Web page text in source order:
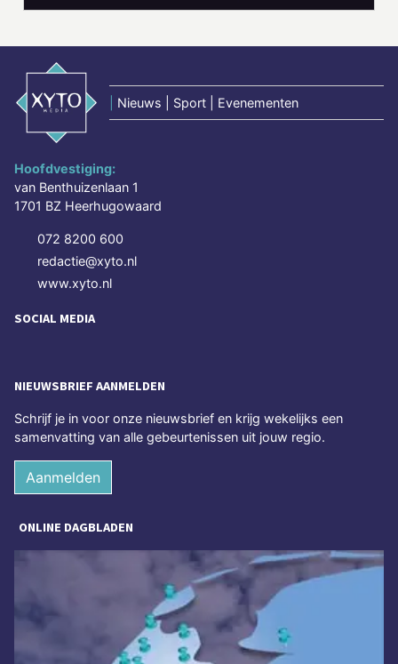
Nieuws | Sport | Evenementen
Hoofdvestiging:
van Benthuizenlaan 1
1701 BZ Heerhugowaard
072 8200 600
redactie@xyto.nl
www.xyto.nl
SOCIAL MEDIA
NIEUWSBRIEF AANMELDEN
Schrijf je in voor onze nieuwsbrief en krijg wekelijks een
samenvatting van alle gebeurtenissen uit jouw regio.
Aanmelden
ONLINE DAGBLADEN